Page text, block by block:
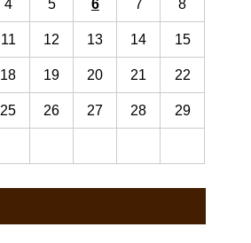
4 5 6 7 8
11 12 13 14 15
18 19 20 21 22
25 26 27 28 29